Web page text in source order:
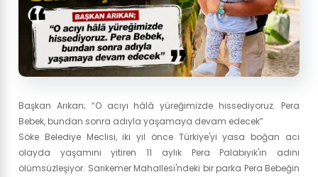
Başkan Arıkan; “O acıyı hâlâ yüreğimizde hissediyoruz. Pera
Bebek, bundan sonra adıyla yaşamaya devam edecek”
Söke Belediye Meclisi, iki yıl önce Türkiye'yi yasa boğan acı
olayda yaşamını yitiren 11 aylık Pera Palabıyık'ın adını
ölümsüzleşiyor. Sarıkemer Mahallesi'ndeki bir parka Pera Bebeğin